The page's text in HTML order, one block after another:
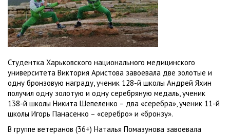
Студентка Харьковского национального медицинского
университета Виктория Аристова завоевала две золотые и
одну бронзовую награду, ученик 128-й школы Андрей Яхин
получил одну золотую и одну серебряную медаль, ученик
138-й школы Никита Шепеленко – два «серебра», ученик 11-й
школы Игорь Панасенко – «серебро» и «бронзу».
В группе ветеранов (36+) Наталья Помазунова завоевала